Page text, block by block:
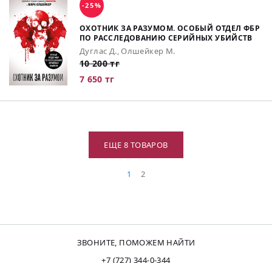
-25%
ОХОТНИК ЗА РАЗУМОМ. ОСОБЫЙ ОТДЕЛ ФБР
ПО РАССЛЕДОВАНИЮ СЕРИЙНЫХ УБИЙСТВ
Дуглас Д., Олшейкер М.
10 200 тг
7 650 тг
ЕЩЕ 8 ТОВАРОВ
1 2
ЗВОНИТЕ, ПОМОЖЕМ НАЙТИ
+7 (727) 344-0-344